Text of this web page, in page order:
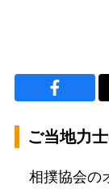
ご当地力
相撲協会の